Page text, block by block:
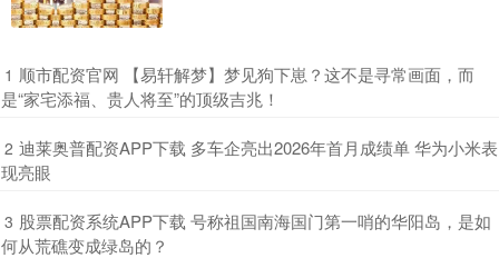
1 ​顺市配资官网 【易轩解梦】梦见狗下崽？这不是寻常画面，而
是“家宅添福、贵人将至”的顶级吉兆！
2 ​迪莱奥普配资APP下载 多车企亮出2026年首月成绩单 华为小米表
现亮眼
3 ​股票配资系统APP下载 号称祖国南海国门第一哨的华阳岛，是如
何从荒礁变成绿岛的？